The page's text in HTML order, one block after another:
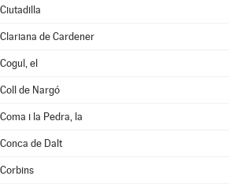
Ciutadilla
Clariana de Cardener
Cogul, el
Coll de Nargó
Coma i la Pedra, la
Conca de Dalt
Corbins